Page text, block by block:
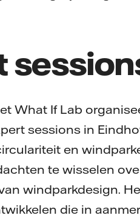
What If Lab
sessions in
en
te wisselen
windparkdesign.
die in